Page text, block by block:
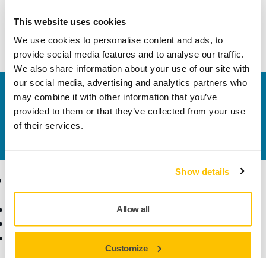
This website uses cookies
We use cookies to personalise content and ads, to
provide social media features and to analyse our traffic.
We also share information about your use of our site with
our social media, advertising and analytics partners who
may combine it with other information that you’ve
provided to them or that they’ve collected from your use
of their services.
Show details
Allow all
Customize
Vegye fel velünk a kapcsolatot
Szeretne többet tudni?Kérjük, vegye fel velünk a
kapcsolatot
Pormentes csiszolás
Iparágak
Alkalmazások